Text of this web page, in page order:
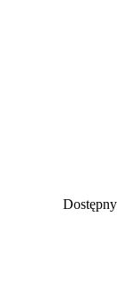
Dostępny